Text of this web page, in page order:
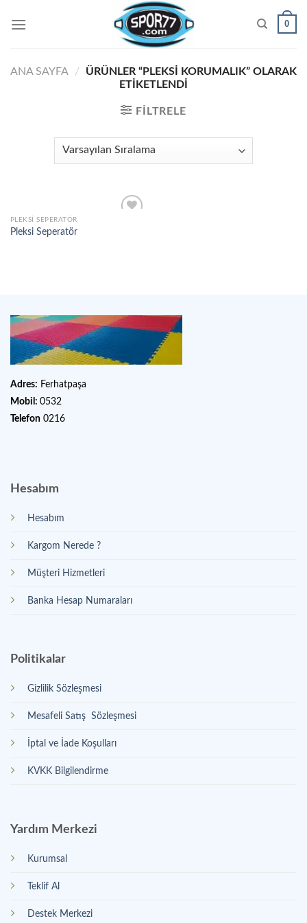
0
ANA SAYFA /
ÜRÜNLER “PLEKSI KORUMALIK” OLARAK
ETIKETLENDI
FILTRELE
PLEKSI SEPERATÖR
Pleksi Seperatör
Adres: Ferhatpaşa
Mobil: 0532
Telefon 0216
Hesabım
Hesabım
Kargom Nerede ?
Müşteri Hizmetleri
Banka Hesap Numaraları
Politikalar
Gizlilik Sözleşmesi
Mesafeli Satış Sözleşmesi
İptal ve İade Koşulları
KVKK Bilgilendirme
Yardım Merkezi
Kurumsal
Teklif Al
Destek Merkezi